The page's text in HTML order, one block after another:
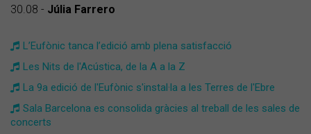
30.08 - Júlia Farrero
​L’Eufònic tanca l’edició amb plena satisfacció
Les Nits de l'Acústica, de la A a la Z
La 9a edició de l'Eufònic s'instal·la a les Terres de l'Ebre
Sala Barcelona es consolida gràcies al treball de les sales de
concerts